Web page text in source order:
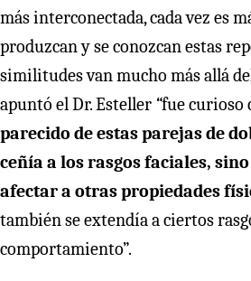
más interconectada, cada vez es
produzcan y se conozcan estas
similitudes van mucho más allá
apuntó el Dr. Esteller “fue curioso
parecido de estas parejas de
ceñía a los rasgos faciales,
afectar a otras propiedades
también se extendía a ciertos
comportamiento”.